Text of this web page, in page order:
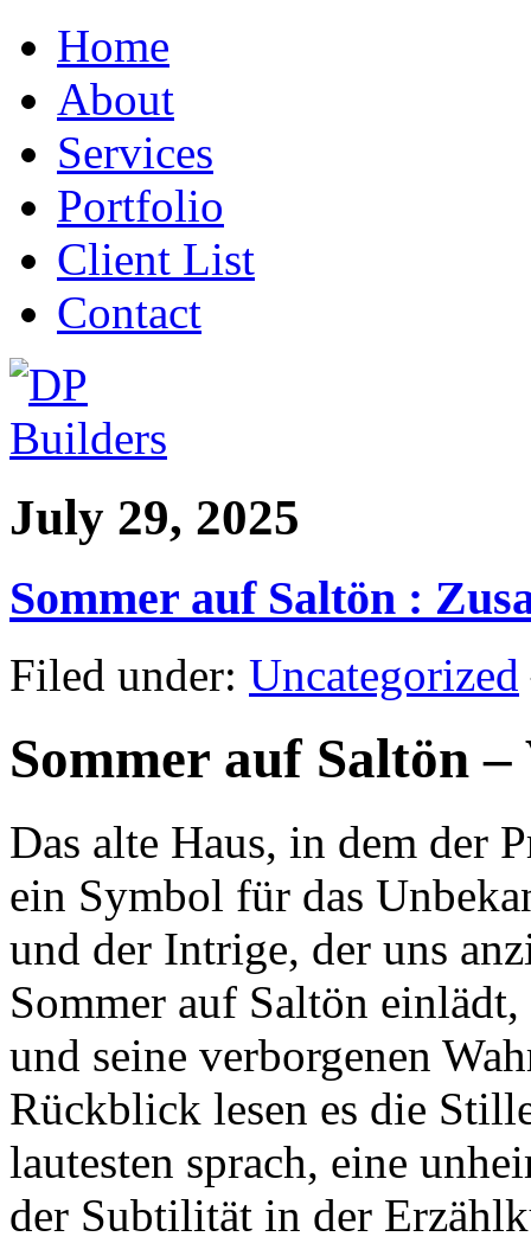
Home
About
Services
Portfolio
Client List
Contact
July 29, 2025
Sommer auf Saltön :
Filed under: Uncategorized
Sommer auf Saltön
Das alte Haus, in dem der
ein Symbol für das
und der Intrige, der uns
Sommer auf Saltön
und seine verborgenen
Rückblick lesen es die
lautesten sprach, eine
der Subtilität in der